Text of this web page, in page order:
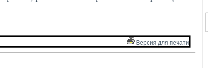
Версия для печати